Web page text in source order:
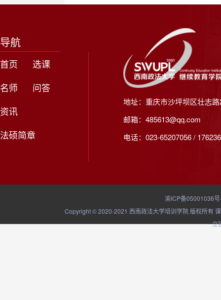
导航
首页
选课
名师
问答
资讯
法硕简章
地址：重庆市沙坪坝区壮志
邮箱：485613@qq.com
电话：023-65207056 /
渝ICP备05001036
Copyright © 2020-2021 西南政法大学培训学院 版权所有
立